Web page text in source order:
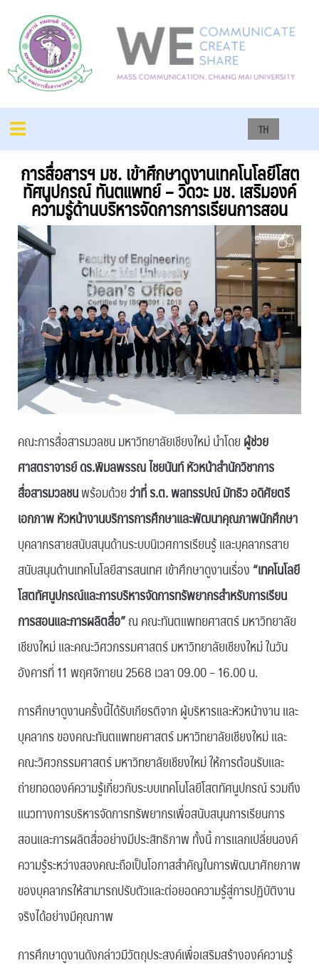
TH
การสื่อสารฯ มช. เข้าศึกษาดูงานเทคโนโลยีโสต
ทัศนูปกรณ์ ทันตแพทย์ – วิดวะ มช. เสริมองค์
ความรู้ด้านบริหารจัดการการเรียนการสอน
คณะการสื่อสารมวลชน มหาวิทยาลัยเชียงใหม่ นำโดยผู้ช่วย
ศาสตราจารย์ ดร.พิมลพรรณ ไชยนันท์ หัวหน้าสำนักวิชาการ
สื่อสารมวลชนพร้อมด้วยว่าที่ ร.ต. พลทรรปณ์ มัทธิว อดิศัยตรี
เอกภาพ หัวหน้างานบริการการศึกษาและพัฒนาคุณภาพนักศึกษา
บุคลากรสายสนับสนุนด้านระบบนิเวศการเรียนรู้ และบุคลากรสาย
สนับสนุนด้านเทคโนโลยีสารสนเทศ เข้าศึกษาดูงานเรื่อง“เทคโนโลยี
โสตทัศนูปกรณ์และการบริหารจัดการทรัพยากรสำหรับการเรียน
การสอนและการผลิตสื่อ”ณ คณะทันตแพทยศาสตร์ มหาวิทยาลัย
เชียงใหม่ และคณะวิศวกรรมศาสตร์ มหาวิทยาลัยเชียงใหม่ ในวัน
อังคารที่ 11 พฤศจิกายน 2568 เวลา 09.00 – 16.00 น.
การศึกษาดูงานครั้งนี้ได้รับเกียรติจาก ผู้บริหารและหัวหน้างาน และ
บุคลากร ของคณะทันตแพทยศาสตร์ มหาวิทยาลัยเชียงใหม่ และ
คณะวิศวกรรมศาสตร์ มหาวิทยาลัยเชียงใหม่ ให้การต้อนรับและ
ถ่ายทอดองค์ความรู้เกี่ยวกับระบบเทคโนโลยีโสตทัศนูปกรณ์ รวมถึง
แนวทางการบริหารจัดการทรัพยากรเพื่อสนับสนุนการเรียนการ
สอนและการผลิตสื่ออย่างมีประสิทธิภาพ ทั้งนี้ การแลกเปลี่ยนองค์
ความรู้ระหว่างสองคณะถือเป็นโอกาสสำคัญในการพัฒนาศักยภาพ
ของบุคลากรให้สามารถปรับตัวและต่อยอดความรู้สู่การปฏิบัติงาน
จริงได้อย่างมีคุณภาพ
การศึกษาดูงานดังกล่าวมีวัตถุประสงค์เพื่อเสริมสร้างองค์ความรู้